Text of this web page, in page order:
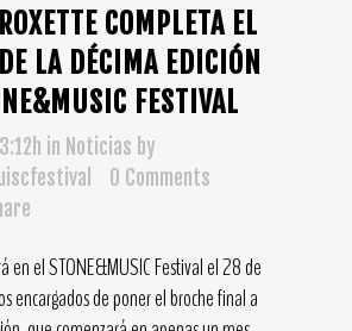
ROXETTE COMPLETA EL
LA DÉCIMA EDICIÓN
FESTIVAL
in Noticias by
0 Comments
en el STONE&MUSIC Festival el 28 de
encargados de poner el broche final a